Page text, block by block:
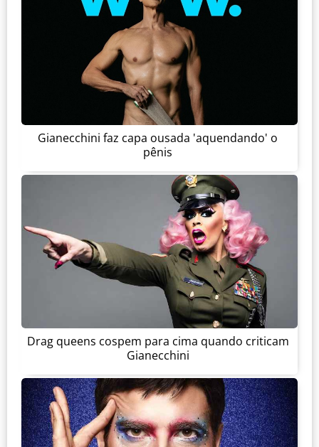
Gianecchini faz capa ousada 'aquendando' o
pênis
Drag queens cospem para cima quando criticam
Gianecchini